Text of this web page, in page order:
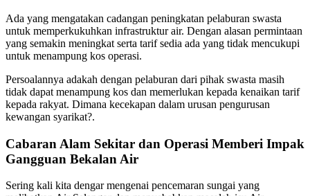
Ada yang mengatakan cadangan peningkatan pelaburan swasta
untuk memperkukuhkan infrastruktur air. Dengan alasan permintaan
yang semakin meningkat serta tarif sedia ada yang tidak mencukupi
untuk menampung kos operasi.
Persoalannya adakah dengan pelaburan dari pihak swasta masih
tidak dapat menampung kos dan memerlukan kepada kenaikan tarif
kepada rakyat. Dimana kecekapan dalam urusan pengurusan
kewangan syarikat?.
Cabaran Alam Sekitar dan Operasi Memberi Impak
Gangguan Bekalan Air
Sering kali kita dengar mengenai pencemaran sungai yang